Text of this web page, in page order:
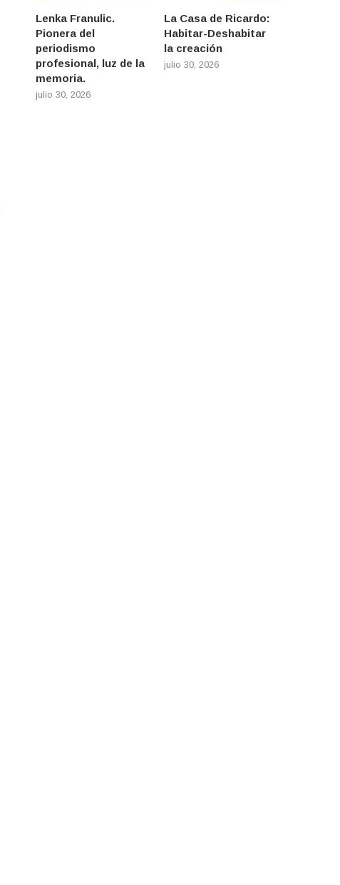
Lenka Franulic.
Pionera del
periodismo
profesional, luz de la
memoria.
julio 30, 2026
La Casa de Ricardo:
Habitar-Deshabitar
la creación
julio 30, 2026